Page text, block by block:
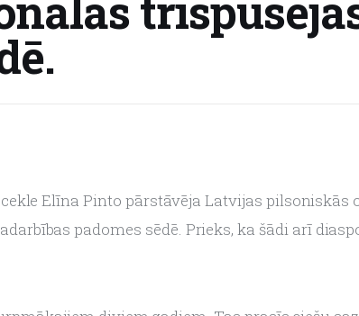
Elīna Pinto pārstāvēja Latvijas
padomes sēdē. Prieks, ka šādi arī